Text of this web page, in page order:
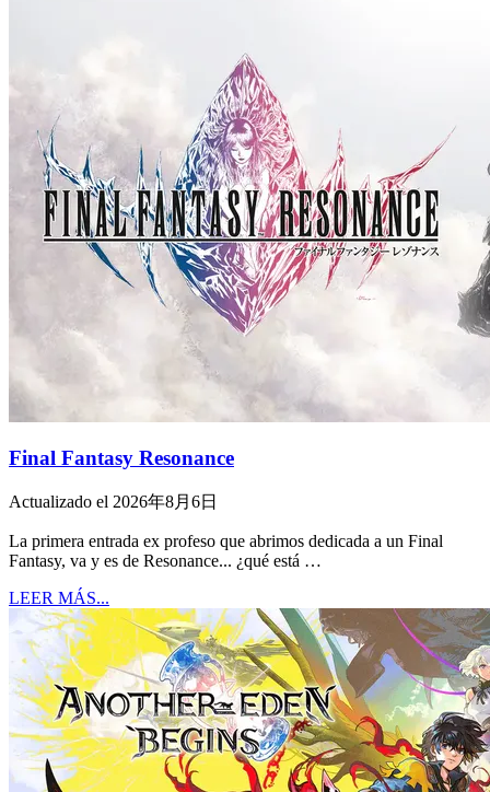
Final Fantasy Resonance
Actualizado el 2026年8月6日
La primera entrada ex profeso que abrimos dedicada a un Final
Fantasy, va y es de Resonance... ¿qué está …
LEER MÁS...